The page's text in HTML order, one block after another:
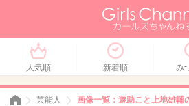
人気順 新着順 み
芸能人 画像一覧：遊助こと上地雄輔